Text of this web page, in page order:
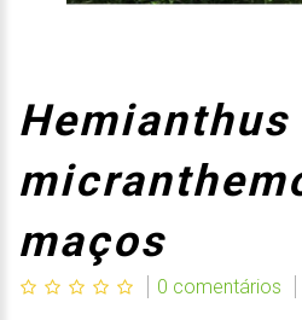
Hemianthus
maços
0 comentários